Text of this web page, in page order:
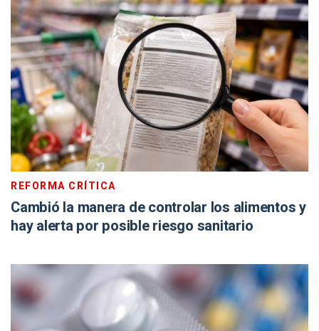
REFORMA CRÍTICA
Cambió la manera de controlar los alimentos y
hay alerta por posible riesgo sanitario